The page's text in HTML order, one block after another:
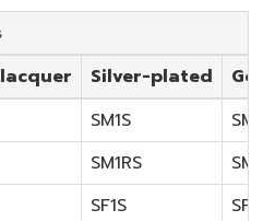
Silver-plated
SM1S
SM1S
SM1RS
SF1S